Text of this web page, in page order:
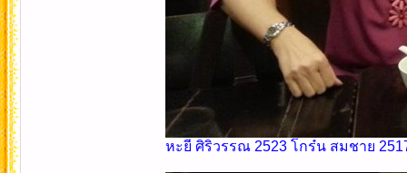
หะยี ศิริวรรณ 2523 โกร๋น สมชาย